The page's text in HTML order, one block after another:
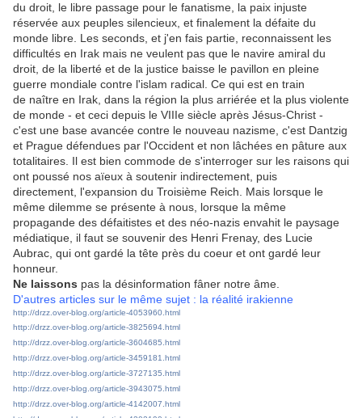
du droit, le libre passage pour le fanatisme, la paix injuste
réservée aux peuples silencieux, et finalement la défaite du
monde libre. Les seconds, et j'en fais partie, reconnaissent les
difficultés en Irak mais ne veulent pas que le navire amiral du
droit, de la liberté et de la justice baisse le pavillon en pleine
guerre mondiale contre l'islam radical. Ce qui est en train
de naître en Irak, dans la région la plus arriérée et la plus violente
de monde - et ceci depuis le VIIIe siècle après Jésus-Christ -
c'est une base avancée contre le nouveau nazisme, c'est Dantzig
et Prague défendues par l'Occident et non lâchées en pâture aux
totalitaires. Il est bien commode de s'interroger sur les raisons qui
ont poussé nos aïeux à soutenir indirectement, puis
directement, l'expansion du Troisième Reich. Mais lorsque le
même dilemme se présente à nous, lorsque la même
propagande des défaitistes et des néo-nazis envahit le paysage
médiatique, il faut se souvenir des Henri Frenay, des Lucie
Aubrac, qui ont gardé la tête près du coeur et ont gardé leur
honneur.
Ne laissons pas la désinformation fâner notre âme.
D'autres articles sur le même sujet : la réalité irakienne
http://drzz.over-blog.org/article-4053960.html
http://drzz.over-blog.org/article-3825694.html
http://drzz.over-blog.org/article-3604685.html
http://drzz.over-blog.org/article-3459181.html
http://drzz.over-blog.org/article-3727135.html
http://drzz.over-blog.org/article-3943075.html
http://drzz.over-blog.org/article-4142007.html